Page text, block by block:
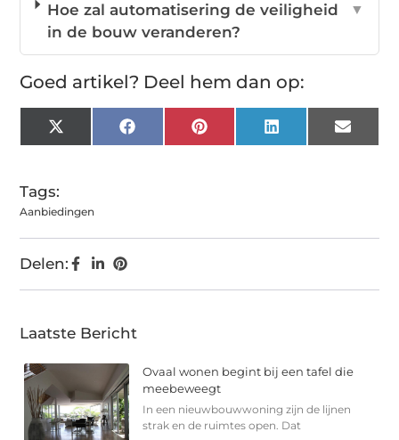
Hoe zal automatisering de veiligheid
in de bouw veranderen?
▼
Goed artikel? Deel hem dan op:
X
(Twitter)
FacebookPinterest LinkedIn Email
Tags:
Aanbiedingen
Delen:
Laatste Bericht
Ovaal wonen begint bij een tafel die
meebeweegt
In een nieuwbouwwoning zijn de lijnen
strak en de ruimtes open. Dat